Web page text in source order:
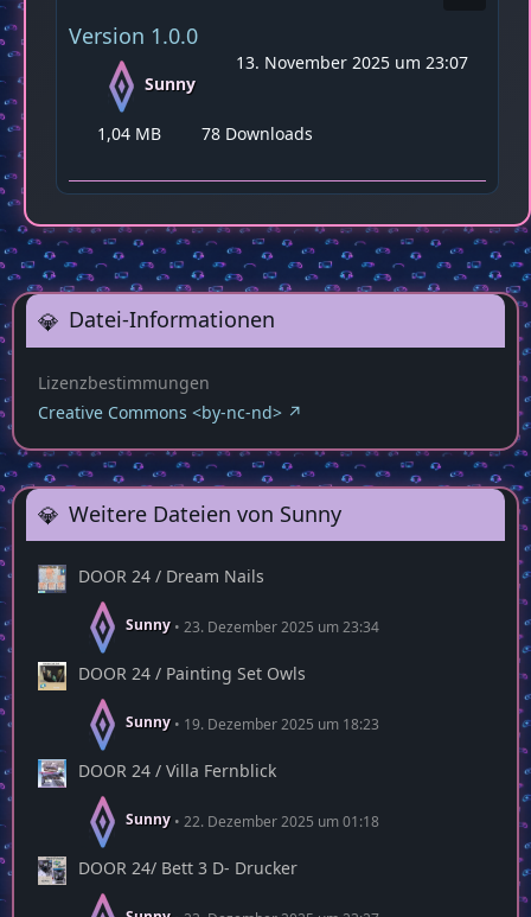
Version 1.0.0
Sunny
13. November 2025 um 23:07
1,04 MB 78 Downloads
Datei-Informationen
Lizenzbestimmungen
Creative Commons <by-nc-nd>
Weitere Dateien von Sunny
DOOR 24 / Dream Nails
Sunny 23. Dezember 2025 um 23:34
DOOR 24 / Painting Set Owls
Sunny 19. Dezember 2025 um 18:23
DOOR 24 / Villa Fernblick
Sunny 22. Dezember 2025 um 01:18
DOOR 24/ Bett 3 D- Drucker